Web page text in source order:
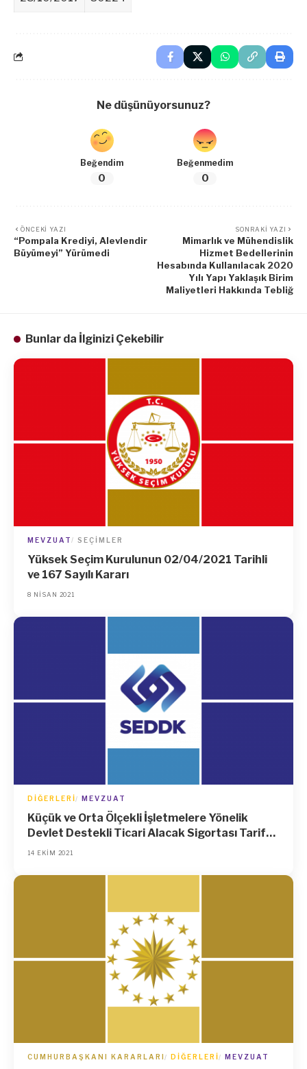
Ne düşünüyorsunuz?
Beğendim
0
Beğenmedim
0
ÖNCEKI YAZI
“Pompala Krediyi, Alevlendir
Büyümeyi” Yürümedi
SONRAKI YAZI
Mimarlık ve Mühendislik
Hizmet Bedellerinin
Hesabında Kullanılacak 2020
Yılı Yapı Yaklaşık Birim
Maliyetleri Hakkında Tebliğ
Bunlar da İlginizi Çekebilir
MEVZUAT SEÇIMLER
Yüksek Seçim Kurulunun 02/04/2021 Tarihli
ve 167 Sayılı Kararı
8 NISAN 2021
DIĞERLERI MEVZUAT
Küçük ve Orta Ölçekli İşletmelere Yönelik
Devlet Destekli Ticari Alacak Sigortası Tarife
ve Talimat Tebliğinde Değişiklik Yapılmasına
14 EKIM 2021
CUMHURBAŞKANI KARARLARI DIĞERLERI MEVZUAT